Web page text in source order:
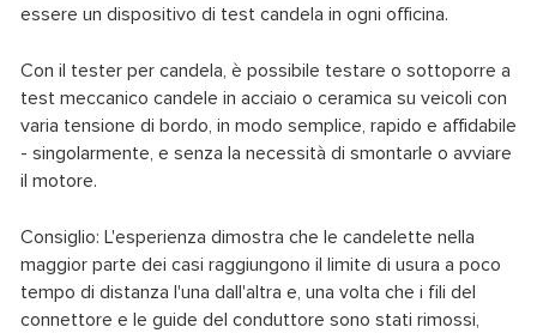
essere un dispositivo di test candela in ogni officina.
Con il tester per candela, è possibile testare o sottoporre a
test meccanico candele in acciaio o ceramica su veicoli con
varia tensione di bordo, in modo semplice, rapido e affidabile
- singolarmente, e senza la necessità di smontarle o avviare
il motore.
Consiglio: L'esperienza dimostra che le candelette nella
maggior parte dei casi raggiungono il limite di usura a poco
tempo di distanza l'una dall'altra e, una volta che i fili del
connettore e le guide del conduttore sono stati rimossi,